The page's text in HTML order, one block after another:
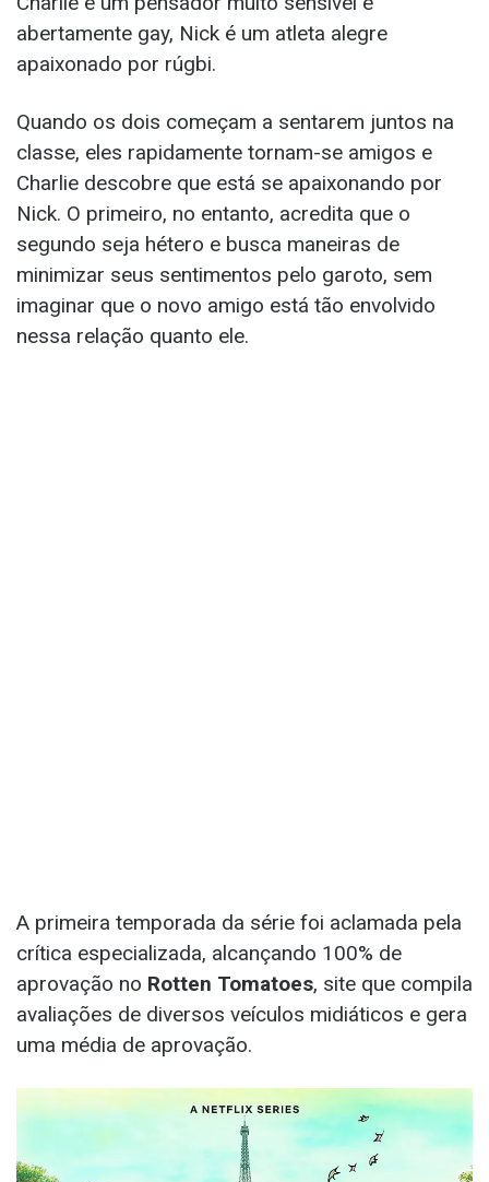
abertamente gay, Nick é um atleta alegre
apaixonado por rúgbi.
Quando os dois começam a sentarem juntos na
classe, eles rapidamente tornam-se amigos e
Charlie descobre que está se apaixonando por
Nick. O primeiro, no entanto, acredita que o
segundo seja hétero e busca maneiras de
minimizar seus sentimentos pelo garoto, sem
imaginar que o novo amigo está tão envolvido
nessa relação quanto ele.
A primeira temporada da série foi aclamada pela
crítica especializada, alcançando 100% de
aprovação no Rotten Tomatoes, site que compila
avaliações de diversos veículos midiáticos e gera
uma média de aprovação.